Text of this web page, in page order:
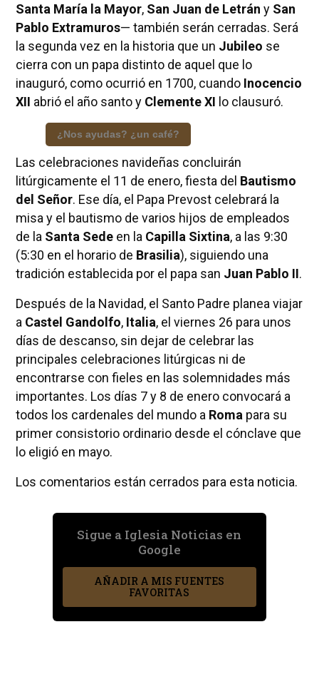
Santa María la Mayor, San Juan de Letrán y San
Pablo Extramuros— también serán cerradas. Será
la segunda vez en la historia que un Jubileo se
cierra con un papa distinto de aquel que lo
inauguró, como ocurrió en 1700, cuando Inocencio
XII abrió el año santo y Clemente XI lo clausuró.
¿Nos ayudas? ¿un café?
Las celebraciones navideñas concluirán
litúrgicamente el 11 de enero, fiesta del Bautismo
del Señor. Ese día, el Papa Prevost celebrará la
misa y el bautismo de varios hijos de empleados
de la Santa Sedeen la Capilla Sixtina, a las 9:30
(5:30 en el horario de Brasilia), siguiendo una
tradición establecida por el papa san Juan Pablo II.
Después de la Navidad, el Santo Padre planea viajar
a Castel Gandolfo, Italia, el viernes 26 para unos
días de descanso, sin dejar de celebrar las
principales celebraciones litúrgicas ni de
encontrarse con fieles en las solemnidades más
importantes. Los días 7 y 8 de enero convocará a
todos los cardenales del mundo a Roma para su
primer consistorio ordinario desde el cónclave que
lo eligió en mayo.
Los comentarios están cerrados para esta noticia.
Sigue a Iglesia Noticias en
Google
AÑADIR A MIS FUENTES
FAVORITAS